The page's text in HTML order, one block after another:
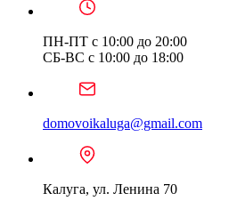
ПН-ПТ с 10:00 до 20:00
СБ-ВС с 10:00 до 18:00
domovoikaluga@gmail.com
Калуга, ул. Ленина 70